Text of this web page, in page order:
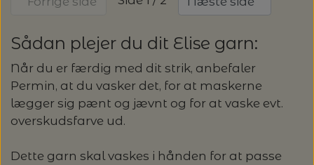
Sådan plejer du dit Elise garn:
Når du er færdig med dit strik, anbefaler
Permin, at du vasker det, for at maskerne
lægger sig pænt og jævnt og for at vaske evt.
overskudsfarve ud.
Dette garn skal vaskes i hånden for at passe